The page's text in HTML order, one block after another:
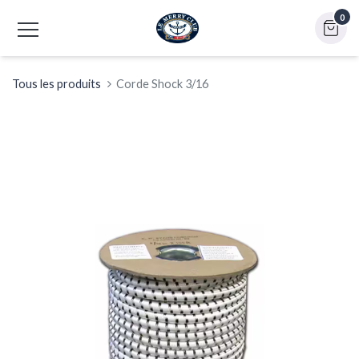
0
Tous les produits Corde Shock 3/16